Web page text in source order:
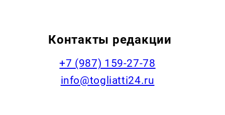
Контакты редакции
+7 (987) 159-27-78
info@togliatti24.ru